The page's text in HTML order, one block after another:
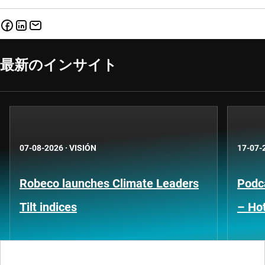
最新のインサイト
07-08-2026 · VISIÓN
Robeco launches Climate Leaders
Tilt indices
17-07-
–